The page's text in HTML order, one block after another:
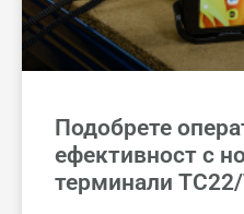
Подобрете
ефективност с
терминали